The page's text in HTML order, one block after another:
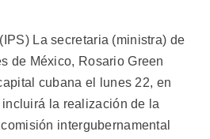
La secretaria (ministra) de
de México, Rosario Green
cubana el lunes 22, en
la realización de la
intergubernamental